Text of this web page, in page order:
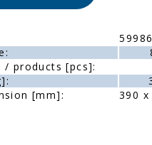
/ products [pcs]:
[mm]:
390 x